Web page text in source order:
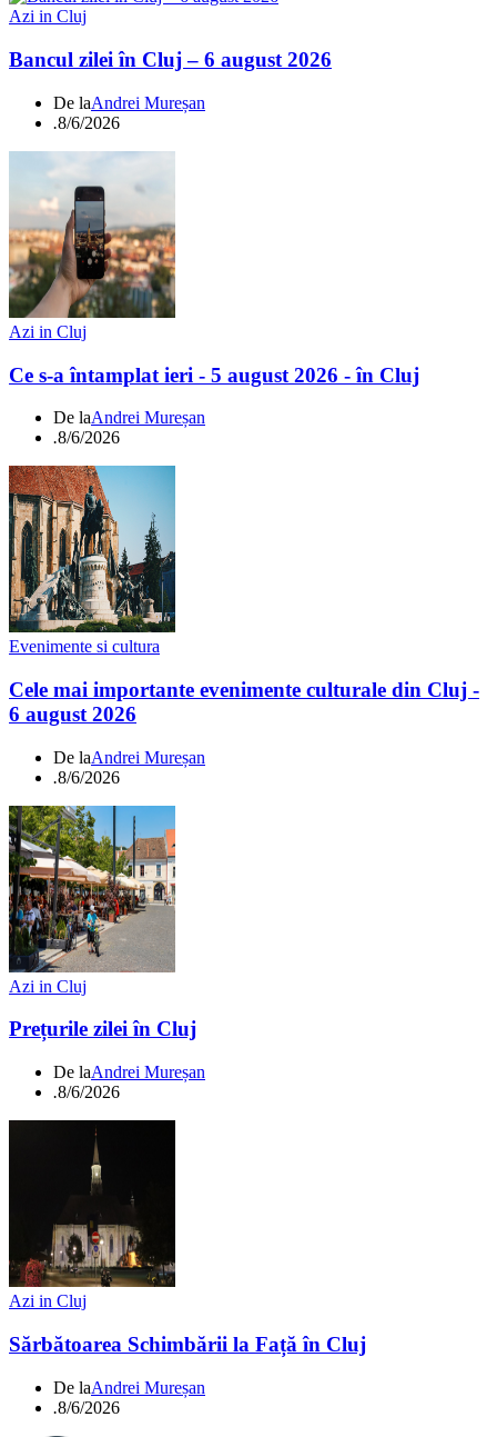
Azi in Cluj
Bancul zilei în Cluj – 6 august 2026
De laAndrei Mureșan
.8/6/2026
Azi in Cluj
Ce s-a întamplat ieri - 5 august 2026 - în Cluj
De laAndrei Mureșan
.8/6/2026
Evenimente si cultura
Cele mai importante evenimente culturale din Cluj -
6 august 2026
De laAndrei Mureșan
.8/6/2026
Azi in Cluj
Prețurile zilei în Cluj
De laAndrei Mureșan
.8/6/2026
Azi in Cluj
Sărbătoarea Schimbării la Față în Cluj
De laAndrei Mureșan
.8/6/2026